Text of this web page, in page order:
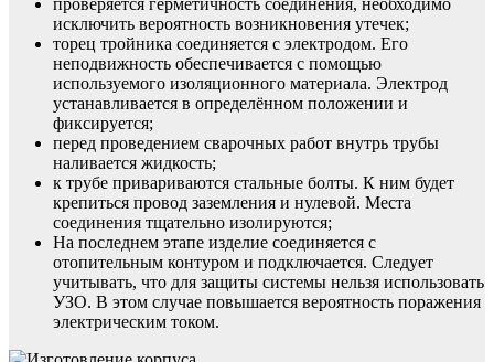
исключить вероятность возникновения утечек;
торец тройника соединяется с электродом. Его
неподвижность обеспечивается с помощью
используемого изоляционного материала. Электрод
устанавливается в определённом положении и
фиксируется;
перед проведением сварочных работ внутрь трубы
наливается жидкость;
к трубе привариваются стальные болты. К ним будет
крепиться провод заземления и нулевой. Места
соединения тщательно изолируются;
На последнем этапе изделие соединяется с
отопительным контуром и подключается. Следует
учитывать, что для защиты системы нельзя использовать
УЗО. В этом случае повышается вероятность поражения
электрическим током.